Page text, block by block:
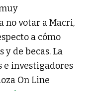
no votar a Macri,
a cómo
de becas. La
e investigadores
On Line